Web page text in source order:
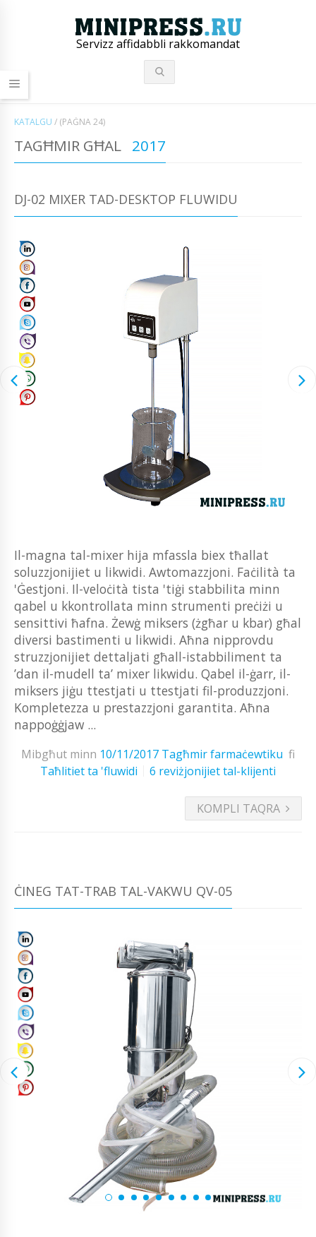
Servizz affidabbli rakkomandat
KATALGU / (PAĠNA 24)
TAGĦMIR GĦAL 2017
DJ-02 MIXER TAD-DESKTOP FLUWIDU
Il-magna tal-mixer hija mfassla biex tħallat
soluzzjonijiet u likwidi. Awtomazzjoni. Faċilità ta
'Ġestjoni. Il-veloċità tista 'tiġi stabbilita minn
qabel u kkontrollata minn strumenti preċiżi u
sensittivi ħafna. Żewġ miksers (żgħar u kbar) għal
diversi bastimenti u likwidi. Aħna nipprovdu
struzzjonijiet dettaljati għall-istabbiliment ta
’dan il-mudell ta’ mixer likwidu. Qabel il-ġarr, il-
miksers jiġu ttestjati u ttestjati fil-produzzjoni.
Kompletezza u prestazzjoni garantita. Aħna
nappoġġjaw ...
Mibgħut minn 10/11/2017 Tagħmir farmaċewtiku fi
Taħlitiet ta 'fluwidi
6 reviżjonijiet tal-klijenti
KOMPLI TAQRA
ĊINEG TAT-TRAB TAL-VAKWU QV-05